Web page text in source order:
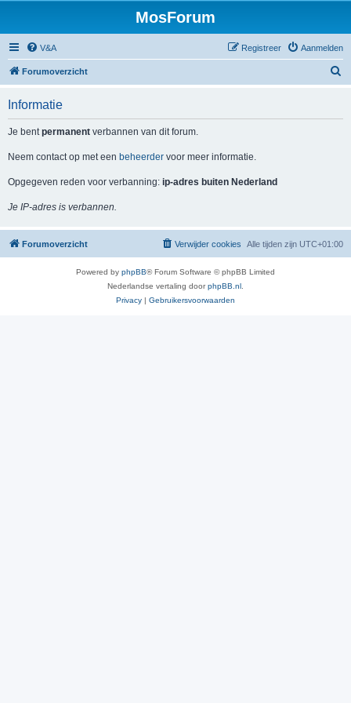
MosForum
V&A Aanmelden
Registreer
Forumoverzicht
Informatie
Je bentpermanent verbannen van dit forum.
Neem contact op met een beheerder voor meer informatie.
Opgegeven reden voor verbanning: ip-adres buiten Nederland
Je IP-adres is verbannen.
Forumoverzicht Alle tijden zijn UTC+01:00
Verwijder cookies
Powered by phpBB® Forum Software © phpBB Limited
Nederlandse vertaling doorphpBB.nl
Privacy | Gebruikersvoorwaarden